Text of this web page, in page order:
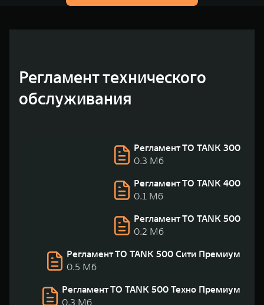
Регламент технического
обслуживания
Регламент ТО TANK 300
0.3 Мб
Регламент ТО TANK 400
0.1 Мб
Регламент ТО TANK 500
0.2 Мб
Регламент ТО TANK 500 Сити Премиум
0.5 Мб
Регламент ТО TANK 500 Техно Премиум
0.3 Мб